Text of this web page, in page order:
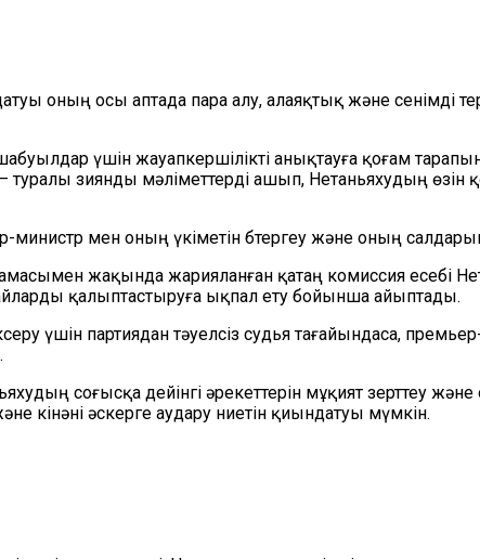
оның осы аптада пара алу, алаяқтық және сенімді
үшін жауапкершілікті анықтауға қоғам
зиянды мәліметтерді ашып, Нетаньяхудың
министр мен оның үкіметін бтергеу және оның
жақында жарияланған қатаң комиссия есебі
қалыптастыруға ықпал ету бойынша айыптады.
үшін партиядантәуелсіз судья тағайындаса,
соғысқа дейінгі әрекеттерін мұқият зерттеу және
кінәні әскерге аудару ниетін қиындатуы мүмкін.